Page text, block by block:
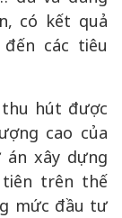
có kết quả
các tiêu
thu hút được
cao của
xây dựng
trên thế
mức đầu tư